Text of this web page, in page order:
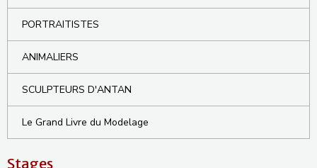
PORTRAITISTES
ANIMALIERS
SCULPTEURS D'ANTAN
Le Grand Livre du Modelage
Stages